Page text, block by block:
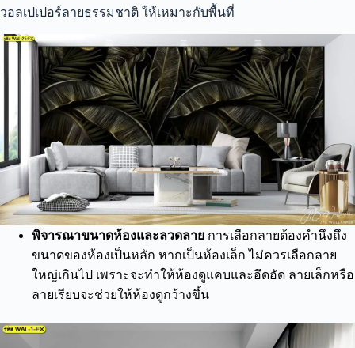
วอลเปเปอร์ลายธรรมชาติ ให้เหมาะกับพื้นที่
พิจารณาขนาดห้องและลวดลาย การเลือกลายต้องคำนึงถึง
ขนาดของห้องเป็นหลัก หากเป็นห้องเล็ก ไม่ควรเลือกลาย
ใหญ่เกินไป เพราะจะทำให้ห้องดูแคบและอึดอัด ลายเล็กหรือ
ลายเรียบจะช่วยให้ห้องดูกว้างขึ้น